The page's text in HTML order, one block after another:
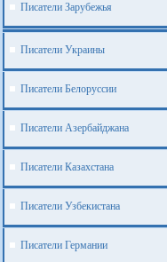
Писатели Зарубежья
Писатели Украины
Писатели Белоруссии
Писатели Азербайджана
Писатели Казахстана
Писатели Узбекистана
Писатели Германии